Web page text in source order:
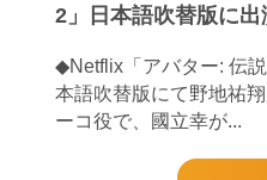
2」日本語吹替版に出
◆Netflix「アバター: 伝
本語吹替版にて野地祐
ーコ役で、國立幸が...